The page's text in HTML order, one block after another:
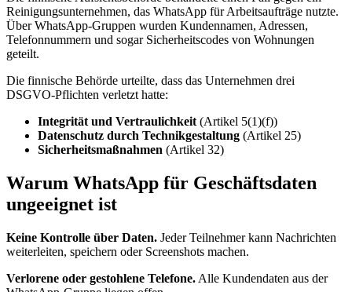
Reinigungsunternehmen, das WhatsApp für Arbeitsaufträge nutzte.
Über WhatsApp-Gruppen wurden Kundennamen, Adressen,
Telefonnummern und sogar Sicherheitscodes von Wohnungen
geteilt.
Die finnische Behörde urteilte, dass das Unternehmen drei
DSGVO-Pflichten verletzt hatte:
Integrität und Vertraulichkeit (Artikel 5(1)(f))
Datenschutz durch Technikgestaltung (Artikel 25)
Sicherheitsmaßnahmen (Artikel 32)
Warum WhatsApp für Geschäftsdaten
ungeeignet ist
Keine Kontrolle über Daten. Jeder Teilnehmer kann Nachrichten
weiterleiten, speichern oder Screenshots machen.
Verlorene oder gestohlene Telefone. Alle Kundendaten aus der